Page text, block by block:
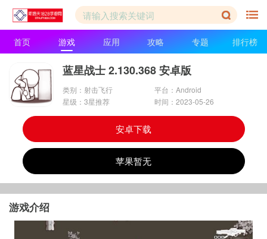
首页 游戏 应用 攻略 专题 排行榜
蓝星战士 2.130.368 安卓版
类别：射击飞行
平台：Android
星级：3星推荐
时间：2023-05-26
安卓下载
苹果暂无
游戏介绍